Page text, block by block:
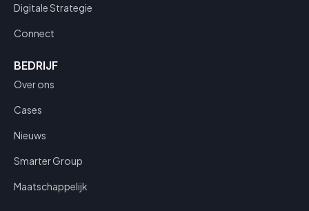
Digitale Strategie
Connect
BEDRIJF
Over ons
Cases
Nieuws
Smarter Group
Maatschappelijk